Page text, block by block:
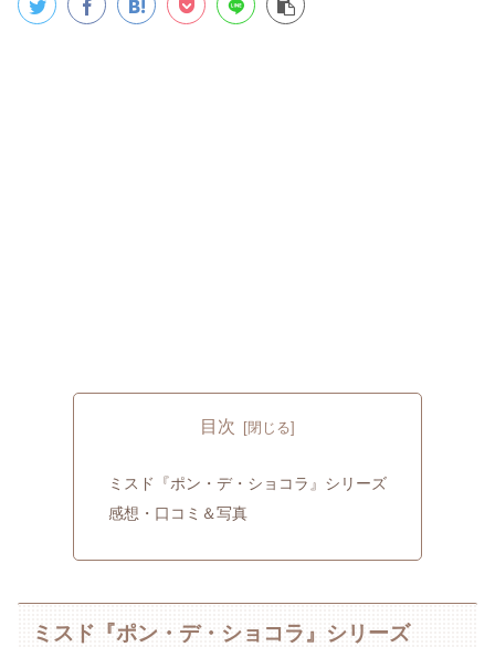
目次
ミスド『ポン・デ・ショコラ』シリーズ
感想・口コミ＆写真
ミスド『ポン・デ・ショコラ』シリーズ